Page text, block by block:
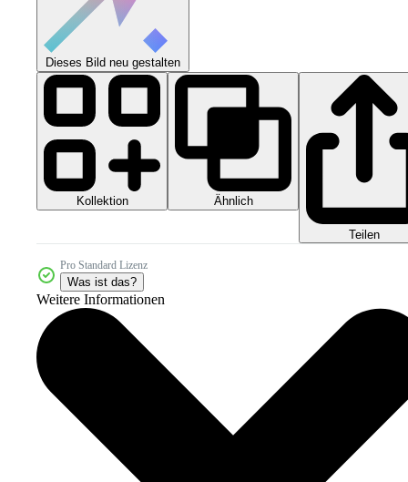
Dieses Bild neu gestalten
Kollektion Ähnlich
Teilen
Pro Standard Lizenz
Was ist das?
Weitere Informationen